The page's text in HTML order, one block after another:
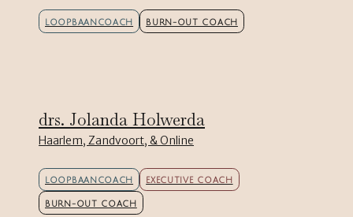
LOOPBAANCOACH BURN-OUT COACH
drs. Jolanda Holwerda
Haarlem, Zandvoort, & Online
LOOPBAANCOACH EXECUTIVE COACH
BURN-OUT COACH